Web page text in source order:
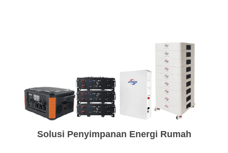
Solusi Penyimpanan Energi Rumah